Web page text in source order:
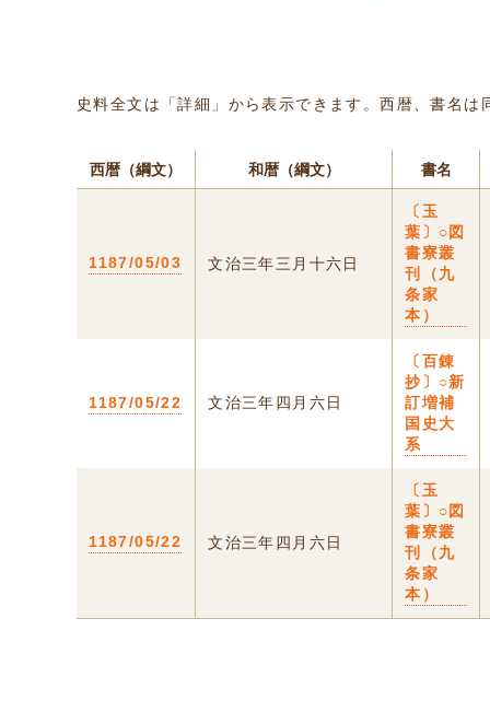
史料全文は「詳細」から表示できます。西暦、書名
西暦（綱文） 和暦（綱文） 書名
1187/05/03 文治三年三月十六日
〔玉
葉〕○図
書寮叢
刊（九
条家
本）
1187/05/22 文治三年四月六日
〔百錬
抄〕○新
訂増補
国史大
系
1187/05/22 文治三年四月六日
〔玉
葉〕○図
書寮叢
刊（九
条家
本）